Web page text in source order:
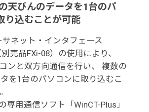
天びんのデータを1台のパ
り込むことが可能
サネット・インタフェース
別売品FXi-08）の使用により、
ンと双方向通信を行い、 複数の
を1台のパソコンに取り込むこ
専用通信ソフト「WinCT-Plus」